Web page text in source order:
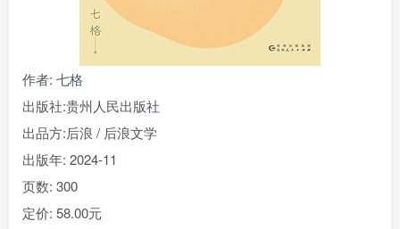
作者: 七格
出版社:贵州人民出版社
出品方:后浪 / 后浪文学
出版年: 2024-11
页数: 300
定价: 58.00元